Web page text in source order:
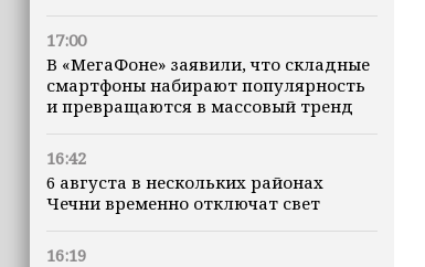
17:00
В «МегаФоне» заявили, что складные
смартфоны набирают популярность
и превращаются в массовый тренд
16:42
6 августа в нескольких районах
Чечни временно отключат свет
16:19